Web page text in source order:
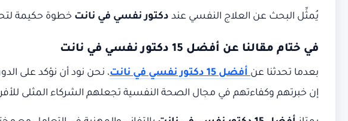
يُمثِّل البحث عن العلاج النفسي عند دكتور نفسي في نانت خطوة حكيمة
في ختام مقالنا عن أفضل 15 دكتور نفسي في نانت
بعدما تحدثنا عن أفضل 15 دكتور نفسي في نانت
، نحن نود أن نؤكد على
إن خبرتهم وكفاءتهم في مجال الصحة النفسية تجعلهم الشركاء المثلى